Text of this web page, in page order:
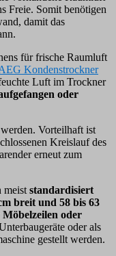
Freie. Somit benötigen
damit das
für frische Raumluft
Kondenstrockner
Luft im Trockner
oder
werden. Vorteilhaft ist
Kreislauf des
erneut zum
meist standardisiert
breit und 58 bis 63
Möbelzeilen oder
oder als
gestellt werden.